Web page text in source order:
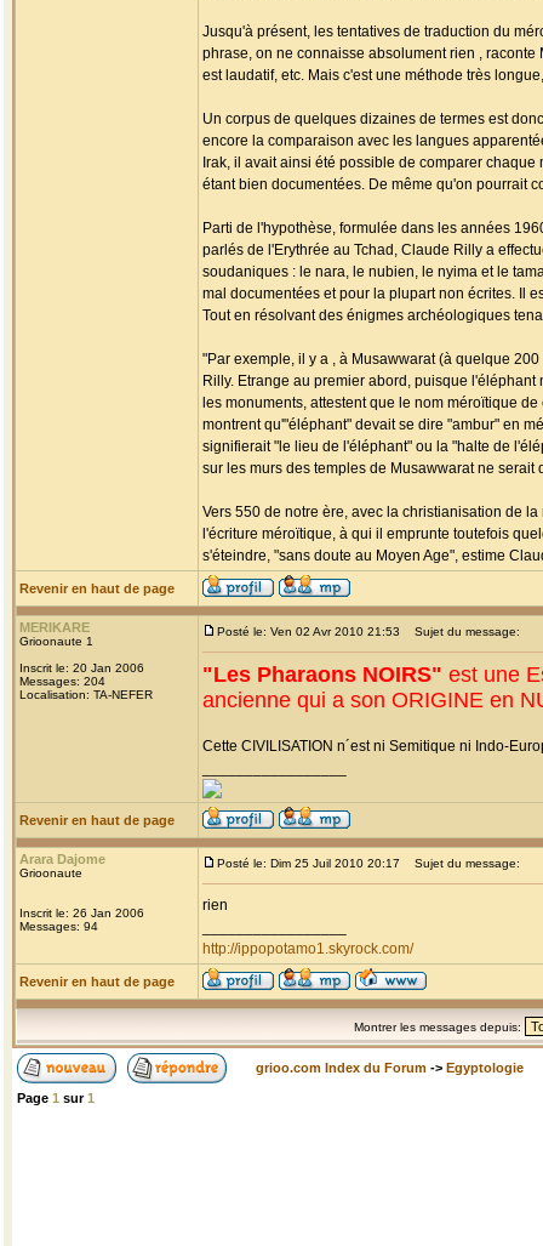
Jusqu'à présent, les tentatives de traduction du
phrase, on ne connaisse absolument rien ,
est laudatif, etc. Mais c'est une méthode très
Un corpus de quelques dizaines de termes est
encore la comparaison avec les langues
Irak, il avait ainsi été possible de comparer
étant bien documentées. De même qu'on pourrait
Parti de l'hypothèse, formulée dans les années
parlés de l'Erythrée au Tchad, Claude Rilly a
soudaniques : le nara, le nubien, le nyima et le
mal documentées et pour la plupart non écrites. Il
Tout en résolvant des énigmes archéologiques
"Par exemple, il y a , à Musawwarat (à quelque
Rilly. Etrange au premier abord, puisque
les monuments, attestent que le nom méroïtique
montrent qu'"éléphant" devait se dire "ambur" en
signifierait "le lieu de l'éléphant" ou la "halte de
sur les murs des temples de Musawwarat ne
Vers 550 de notre ère, avec la christianisation de
l'écriture méroïtique, à qui il emprunte toutefois
s'éteindre, "sans doute au Moyen Age", estime
Revenir en haut de page
MERIKARE
Grioonaute 1
Inscrit le: 20 Jan 2006
Messages: 204
Localisation: TA-NEFER
Posté le: Ven 02 Avr 2010 21:53 Sujet du message:
"Les Pharaons NOIRS" est une
ancienne qui a son ORIGINE en
Cette CIVILISATION n´est ni Semitique ni Indo-
Revenir en haut de page
Arara Dajome
Grioonaute
Inscrit le: 26 Jan 2006
Messages: 94
Posté le: Dim 25 Juil 2010 20:17 Sujet du message:
rien
http://ippopotamo1.skyrock.com/
Revenir en haut de page
Montrer les messages depuis:
grioo.com Index du Forum -> Egyptologie
Page 1 sur1